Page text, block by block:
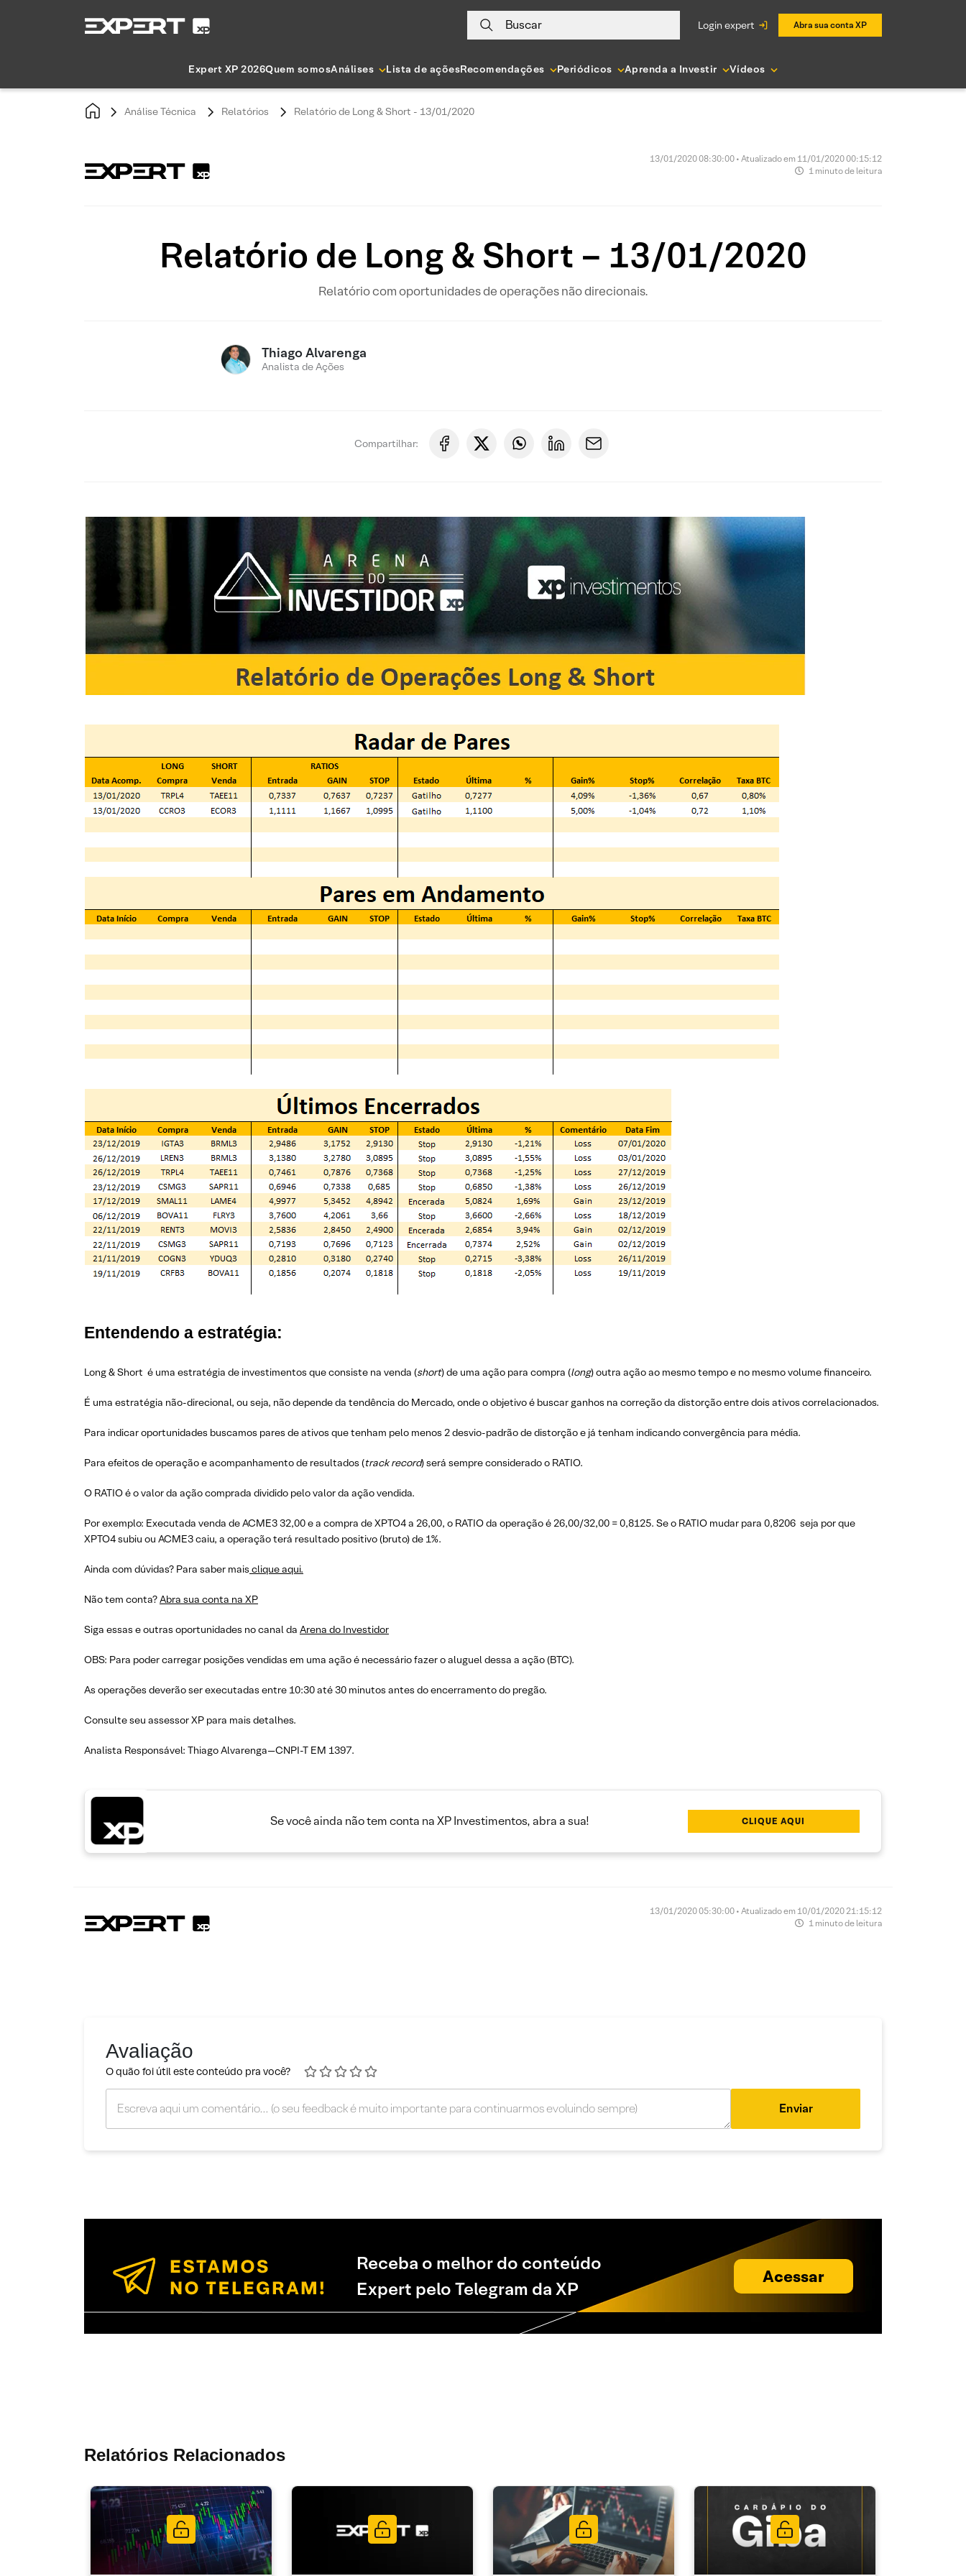
Buscar login expert Abra sua conta XP
Expert XP 2026Quem somosAnálises Lista de açõesRecomendações Periódicos Aprenda a Investir Vídeos
Análise Técnica Relatórios Relatório de Long & Short - 13/01/2020
13/01/2020 08:30:00 • Atualizado em 11/01/2020 00:15:12
1 minuto de leitura
Relatório de Long & Short – 13/01/2020
Relatório com oportunidades de operações não direcionais.
Thiago Alvarenga
Analista de Ações
Compartilhar:
Entendendo a estratégia:
Long & Short é uma estratégia de investimentos que consiste na venda (short) de uma ação para compra (long) outra ação ao mesmo tempo e no mesmo volume financeiro.
É uma estratégia não-direcional, ou seja, não depende da tendência do Mercado, onde o objetivo é buscar ganhos na correção da distorção entre dois ativos correlacionados.
Para indicar oportunidades buscamos pares de ativos que tenham pelo menos 2 desvio-padrão de distorção e já tenham indicando convergência para média.
Para efeitos de operação e acompanhamento de resultados (track record) será sempre considerado o RATIO.
O RATIO é o valor da ação comprada dividido pelo valor da ação vendida.
Por exemplo: Executada venda de ACME3 32,00 e a compra de XPTO4 a 26,00, o RATIO da operação é 26,00/32,00 = 0,8125. Se o RATIO mudar para 0,8206 seja por que
XPTO4 subiu ou ACME3 caiu, a operação terá resultado positivo (bruto) de 1%.
Ainda com dúvidas? Para saber mais clique aqui.
Não tem conta?Abra sua conta na XP
Siga essas e outras oportunidades no canal da Arena do Investidor
OBS: Para poder carregar posições vendidas em uma ação é necessário fazer o aluguel dessa a ação (BTC).
As operações deverão ser executadas entre 10:30 até 30 minutos antes do encerramento do pregão.
Consulte seu assessor XP para mais detalhes.
Analista Responsável: Thiago Alvarenga—CNPI-T EM 1397.
Se você ainda não tem conta na XP Investimentos, abra a sua! CLIQUE AQUI
13/01/2020 05:30:00 • Atualizado em 10/01/2020 21:15:12
1 minuto de leitura
Avaliação
O quão foi útil este conteúdo pra você?
Enviar
Receba o melhor do conteúdo
Expert pelo Telegram da XP
Acessar
Relatórios Relacionados